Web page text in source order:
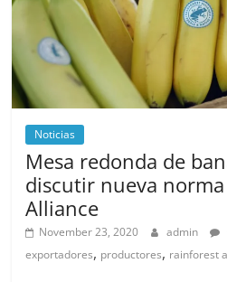
Noticias
Mesa redonda de
discutir nueva
Alliance
November 23, 2020 admin
exportadores, productores, rainforest